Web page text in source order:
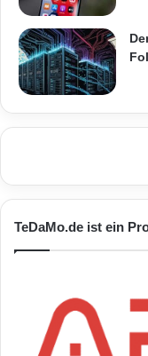
TeDaMo.de ist ein